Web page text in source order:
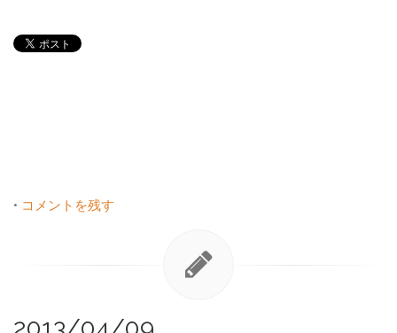
• コメントを残す